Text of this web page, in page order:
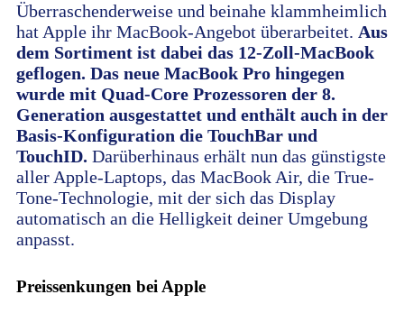
Überraschenderweise und beinahe klammheimlich
hat Apple ihr MacBook-Angebot überarbeitet. Aus
dem Sortiment ist dabei das 12-Zoll-MacBook
geflogen. Das neue MacBook Pro hingegen
wurde mit Quad-Core Prozessoren der 8.
Generation ausgestattet und enthält auch in der
Basis-Konfiguration die TouchBar und
TouchID. Darüberhinaus erhält nun das günstigste
aller Apple-Laptops, das MacBook Air, die True-
Tone-Technologie, mit der sich das Display
automatisch an die Helligkeit deiner Umgebung
anpasst.
Preissenkungen bei Apple